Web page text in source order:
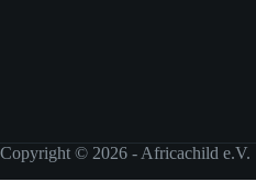
Copyright © 2026 - Africachild e.V.